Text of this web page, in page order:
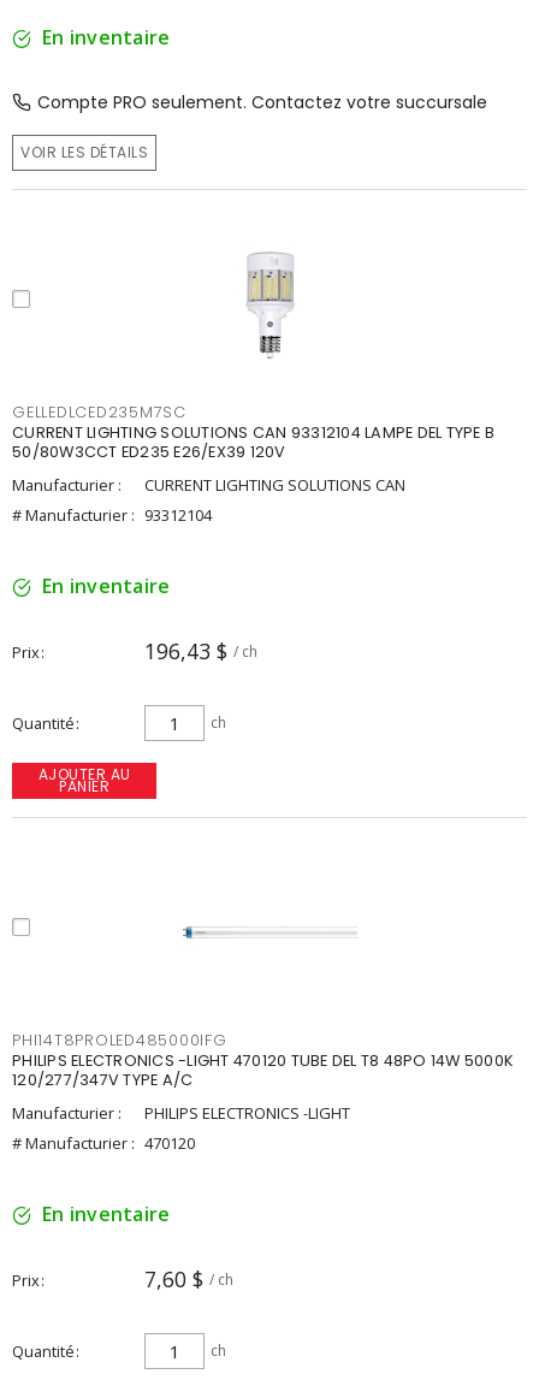
En inventaire
Compte PRO seulement. Contactez votre succursale
VOIR LES DÉTAILS
GELLEDLCED235M7SC
CURRENT LIGHTING SOLUTIONS CAN 93312104 LAMPE DEL TYPE B
50/80W3CCT ED235 E26/EX39 120V
Manufacturier :
CURRENT LIGHTING SOLUTIONS CAN
# Manufacturier : 93312104
En inventaire
Prix 196,43 $ / ch
Quantité ch
AJOUTER AU
PANIER
PHI14T8PROLED485000IFG
PHILIPS ELECTRONICS -LIGHT 470120 TUBE DEL T8 48PO 14W 5000K
120/277/347V TYPE A/C
Manufacturier :
PHILIPS ELECTRONICS -LIGHT
# Manufacturier : 470120
En inventaire
Prix 7,60 $ / ch
Quantité ch